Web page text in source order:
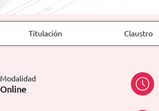
Titulación Claustro
Modalidad
Online